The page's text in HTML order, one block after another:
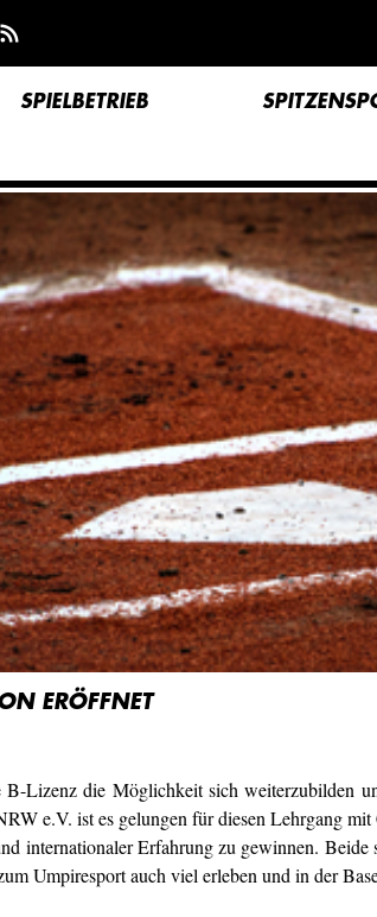
SPIELBETRIEB
ERÖFFNET
B-Lizenz die Möglichkeit sich weiterzubilden
e.V. ist es gelungen für diesen Lehrgang
internationaler Erfahrung zu gewinnen. Beide
Umpiresport auch viel erleben und in der